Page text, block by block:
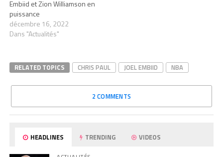
Embiid et Zion Williamson en
puissance
décembre 16, 2022
Dans "Actualités"
RELATED TOPICS CHRIS PAUL JOEL EMBIID NBA
2 COMMENTS
HEADLINES TRENDING VIDEOS